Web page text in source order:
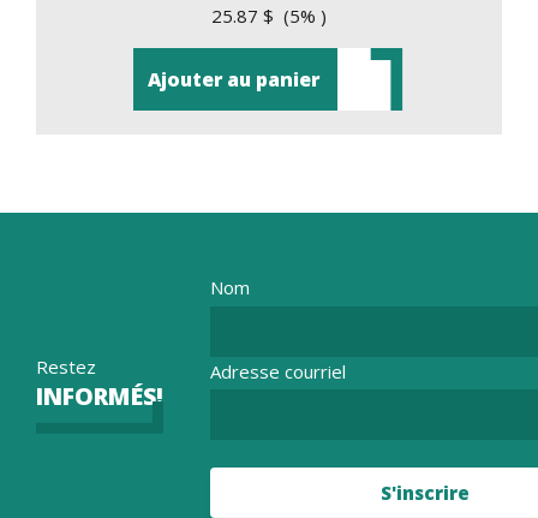
25.87 $ (5% )
Ajouter au panier
Restez
INFORMÉS!
Nom
Adresse courriel
S'inscrire